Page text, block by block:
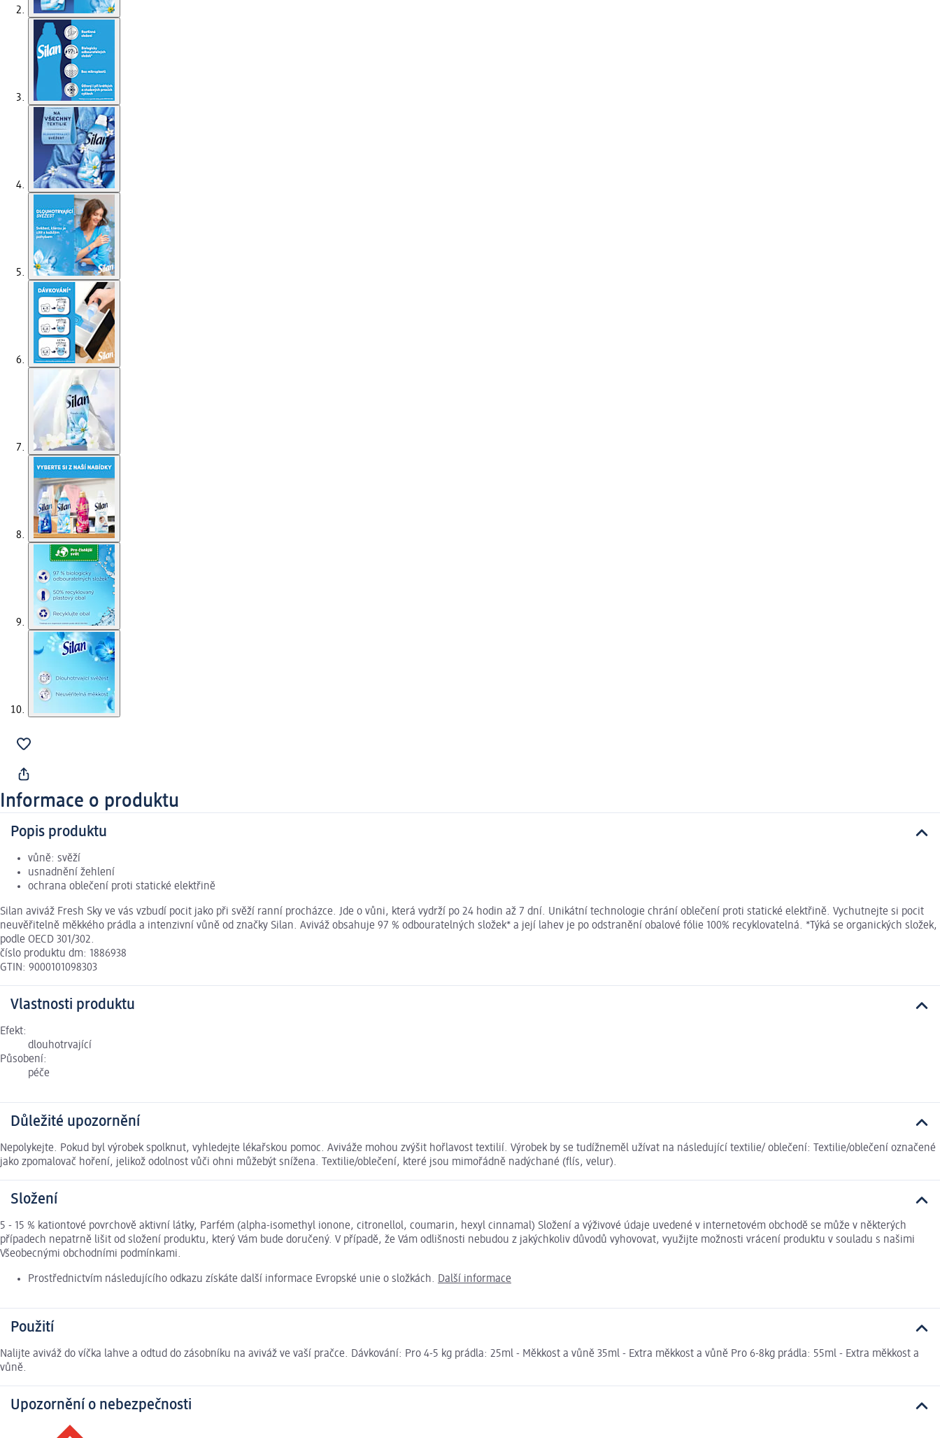
Informace o produktu
Popis produktu
vůně: svěží
usnadnění žehlení
ochrana oblečení proti statické elektřině
Silan aviváž Fresh Sky ve vás vzbudí pocit jako při svěží ranní procházce. Jde o vůni, která vydrží po 24 hodin až 7 dní. Unikátní technologie chrání oblečení proti statické elektřině. Vychutnejte si pocit
neuvěřitelně měkkého prádla a intenzivní vůně od značky Silan. Aviváž obsahuje 97 % odbouratelných složek* a její lahev je po odstranění obalové fólie 100% recyklovatelná. *Týká se organických složek,
podle OECD 301/302.
číslo produktu dm: 1886938
GTIN: 9000101098303
Vlastnosti produktu
Efekt:
dlouhotrvající
Působení:
péče
Důležité upozornění
Nepolykejte. Pokud byl výrobek spolknut, vyhledejte lékařskou pomoc. Aviváže mohou zvýšit hořlavost textilií. Výrobek by se tudížneměl užívat na následující textilie/ oblečení: Textilie/oblečení označené
jako zpomalovač hoření, jelikož odolnost vůči ohni můžebýt snížena. Textilie/oblečení, které jsou mimořádně nadýchané (flís, velur).
Složení
5 - 15 % kationtové povrchově aktivní látky, Parfém (alpha-isomethyl ionone, citronellol, coumarin, hexyl cinnamal) Složení a výživové údaje uvedené v internetovém obchodě se může v některých
případech nepatrně lišit od složení produktu, který Vám bude doručený. V případě, že Vám odlišnosti nebudou z jakýchkoliv důvodů vyhovovat, využijte možnosti vrácení produktu v souladu s našimi
Všeobecnými obchodními podmínkami.
Prostřednictvím následujícího odkazu získáte další informace Evropské unie o složkách. Další informace
Použití
Nalijte aviváž do víčka lahve a odtud do zásobníku na aviváž ve vaší pračce. Dávkování: Pro 4-5 kg prádla: 25ml - Měkkost a vůně 35ml - Extra měkkost a vůně Pro 6-8kg prádla: 55ml - Extra měkkost a
vůně.
Upozornění o nebezpečnosti